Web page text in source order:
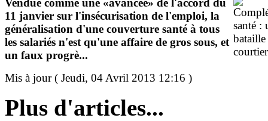
Vendue comme une «avancée» de l'accord du
11 janvier sur l'insécurisation de l'emploi, la
généralisation d'une couverture santé à tous
les salariés n'est qu'une affaire de gros sous, et
un faux progrè...
Mis à jour ( Jeudi, 04 Avril 2013 12:16 )
Plus d'articles...